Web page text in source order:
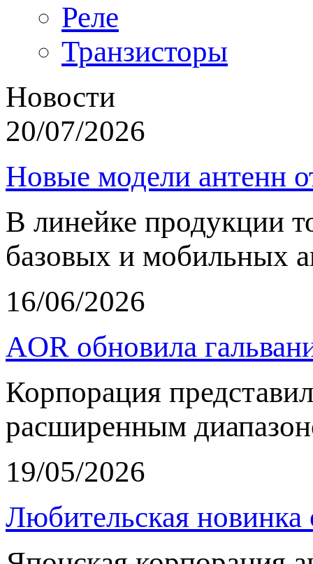
Реле
Транзисторы
Новости
20/07/2026
Новые модели антенн
В линейке продукции
базовых и мобильных
16/06/2026
AOR обновила
Корпорация
расширенным
19/05/2026
Любительская новинка